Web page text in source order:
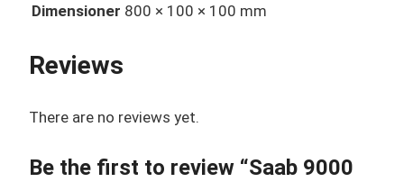
Dimensioner 800 × 100 × 100 mm
Reviews
There are no reviews yet.
Be the first to review “Saab 9000